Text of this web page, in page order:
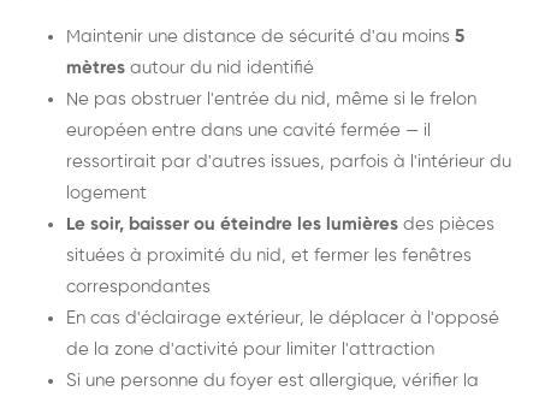
Maintenir une distance de sécurité d'au moins 5
mètres autour du nid identifié
Ne pas obstruer l'entrée du nid, même si le frelon
européen entre dans une cavité fermée — il
ressortirait par d'autres issues, parfois à l'intérieur du
logement
Le soir, baisser ou éteindre les lumières des pièces
situées à proximité du nid, et fermer les fenêtres
correspondantes
En cas d'éclairage extérieur, le déplacer à l'opposé
de la zone d'activité pour limiter l'attraction
Si une personne du foyer est allergique, vérifier la